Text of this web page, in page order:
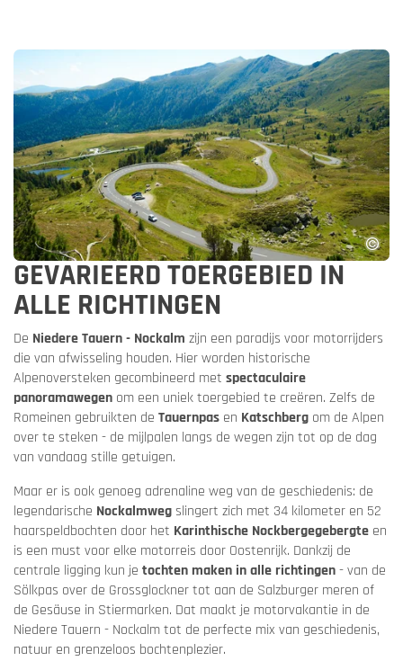
GEVARIEERD TOERGEBIED IN
ALLE RICHTINGEN
De Niedere Tauern - Nockalm zijn een paradijs voor motorrijders
die van afwisseling houden. Hier worden historische
Alpenoversteken gecombineerd met spectaculaire
panoramawegen om een uniek toergebied te creëren. Zelfs de
Romeinen gebruikten de Tauernpas en Katschberg om de Alpen
over te steken - de mijlpalen langs de wegen zijn tot op de dag
van vandaag stille getuigen.
Maar er is ook genoeg adrenaline weg van de geschiedenis: de
legendarische Nockalmwegslingert zich met 34 kilometer en 52
haarspeldbochten door het Karinthische Nockbergegebergte en
is een must voor elke motorreis door Oostenrijk. Dankzij de
centrale ligging kun je tochten maken in alle richtingen- van de
Sölkpas over de Grossglockner tot aan de Salzburger meren of
de Gesäuse in Stiermarken. Dat maakt je motorvakantie in de
Niedere Tauern - Nockalm tot de perfecte mix van geschiedenis,
natuur en grenzeloos bochtenplezier.